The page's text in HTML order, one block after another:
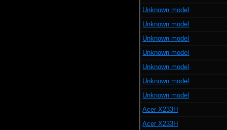
Unknown model
Unknown model
Unknown model
Unknown model
Unknown model
Unknown model
Unknown model
Acer X233H
Acer X233H